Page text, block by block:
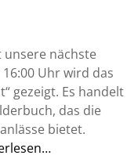
unsere nächste
Uhr wird das
gezeigt. Es handelt
das die
bietet.